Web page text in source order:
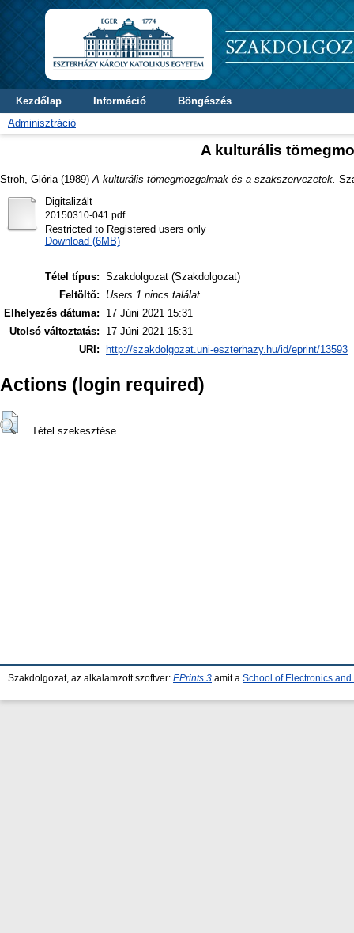
Kezdőlap Információ
Böngészés
Adminisztráció
A kulturális
Stroh, Glória (1989) A kulturális tömegmozgalmak és a szakszervezetek.
Digitalizált
20150310-041.pdf
Restricted to Registered users only
Download (6MB)
Tétel típus: Szakdolgozat (Szakdolgozat)
Feltöltő:
Users 1 nincs találat.
Elhelyezés dátuma:
17 Júni 2021 15:31
Utolsó változtatás:
17 Júni 2021 15:31
URI:
http://szakdolgozat.uni-eszterhazy.hu/id/eprint/13593
Actions (login required)
Tétel szekesztése
Szakdolgozat, az alkalamzott szoftver: EPrints 3 amit a School of Electronics